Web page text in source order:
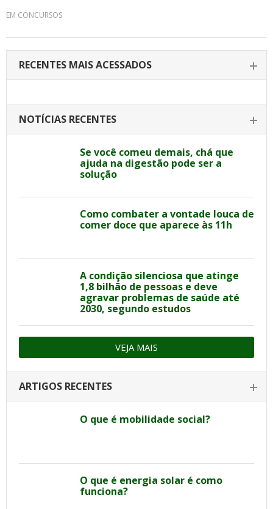
EM CONCURSOS
RECENTES MAIS ACESSADOS
NOTÍCIAS RECENTES
Se você comeu demais, chá que
ajuda na digestão pode ser a
solução
Como combater a vontade louca de
comer doce que aparece às 11h
A condição silenciosa que atinge
1,8 bilhão de pessoas e deve
agravar problemas de saúde até
2030, segundo estudos
VEJA MAIS
ARTIGOS RECENTES
O que é mobilidade social?
O que é energia solar é como
funciona?